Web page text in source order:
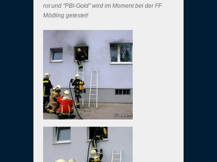
rot und "PBI-Gold" wird im Moment bei der FF
Mödling getestet!